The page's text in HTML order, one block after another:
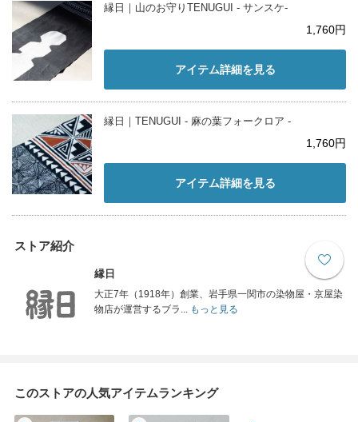
縁日｜山のお守りTENUGUI - サンスケ-
1,760円
アイテム詳細を見る
縁日｜TENUGUI - 麻の葉フォークロア -
1,760円
アイテム詳細を見る
ストア紹介
縁日
大正7年（1918年）創業、岩手県一関市の染物屋・京屋染
物店が運営するブラ...
もっと見る
このストアの人気アイテムランキング